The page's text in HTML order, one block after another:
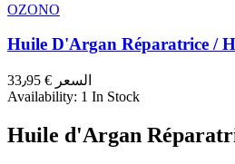
OZONO
Huile D'Argan Réparatrice /
السعر € 33٫95
Availability: 1 In Stock
Huile d'Argan